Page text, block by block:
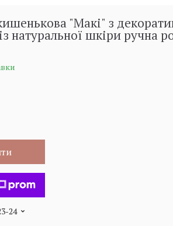
"Макі" з
натуральної шкіри ручна
24